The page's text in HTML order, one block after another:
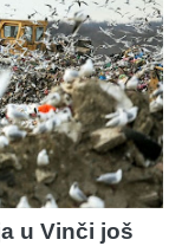
u Vinči još